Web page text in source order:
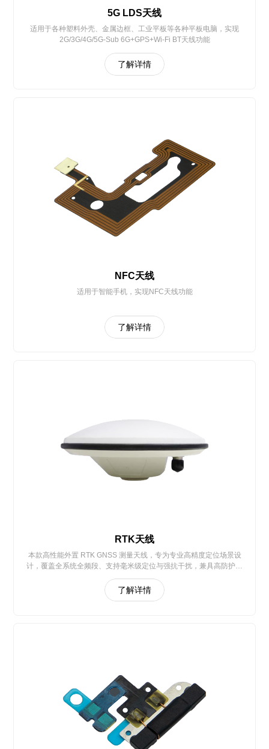
5G LDS天线
适用于各种塑料外壳、金属边框、工业平板等各种平板电脑，实现
2G/3G/4G/5G-Sub 6G+GPS+Wi-Fi BT天线功能
了解详情
NFC天线
适用于智能手机，实现NFC天线功能
了解详情
RTK天线
本款高性能外置 RTK GNSS 测量天线，专为专业高精度定位场景设
计，覆盖全系统全频段、支持毫米级定位与强抗干扰，兼具高防护与
多领域高精度定位需求
了解详情